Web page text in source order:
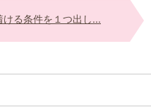
る条件を１つ出し...